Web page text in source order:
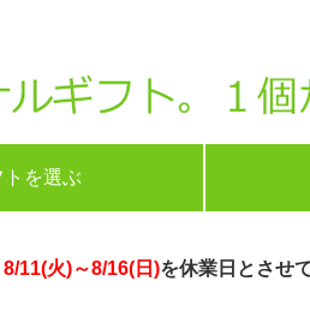
トを選ぶ
8/11(火)～8/16(日)を休業日とさせ